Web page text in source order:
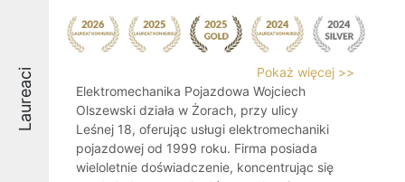
Laureaci
Pokaż więcej >>
Elektromechanika Pojazdowa Wojciech
Olszewski działa w Żorach, przy ulicy
Leśnej 18, oferując usługi elektromechaniki
pojazdowej od 1999 roku. Firma posiada
wieloletnie doświadczenie, koncentrując się